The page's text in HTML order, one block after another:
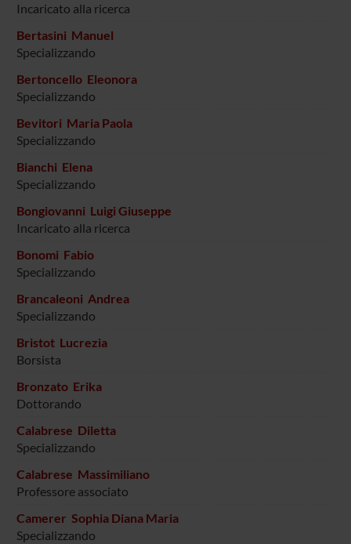
Incaricato alla ricerca
Bertasini Manuel
Specializzando
Bertoncello Eleonora
Specializzando
Bevitori Maria Paola
Specializzando
Bianchi Elena
Specializzando
Bongiovanni Luigi Giuseppe
Incaricato alla ricerca
Bonomi Fabio
Specializzando
Brancaleoni Andrea
Specializzando
Bristot Lucrezia
Borsista
Bronzato Erika
Dottorando
Calabrese Diletta
Specializzando
Calabrese Massimiliano
Professore associato
Camerer Sophia Diana Maria
Specializzando